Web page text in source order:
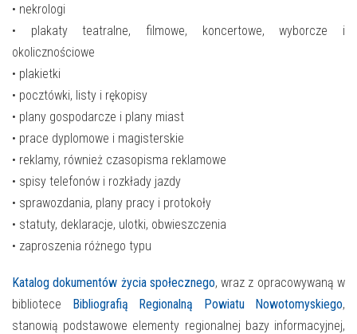
• nekrologi
• plakaty teatralne, filmowe, koncertowe, wyborcze i
okolicznościowe
• plakietki
• pocztówki, listy i rękopisy
• plany gospodarcze i plany miast
• prace dyplomowe i magisterskie
• reklamy, również czasopisma reklamowe
• spisy telefonów i rozkłady jazdy
• sprawozdania, plany pracy i protokoły
• statuty, deklaracje, ulotki, obwieszczenia
• zaproszenia różnego typu
Katalog dokumentów życia społecznego, wraz z opracowywaną w
bibliotece Bibliografią Regionalną Powiatu Nowotomyskiego,
stanowią podstawowe elementy regionalnej bazy informacyjnej,